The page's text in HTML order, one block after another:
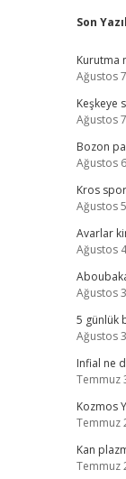
Son
Kurutma
Ağustos
Keşkeye
Ağustos
Bozon
Ağustos
Kros
Ağustos
Avarlar
Ağustos
Ağustos
5 günlük
Ağustos
Infial ne
Temmuz
Kozmos
Temmuz
Kan
Temmuz